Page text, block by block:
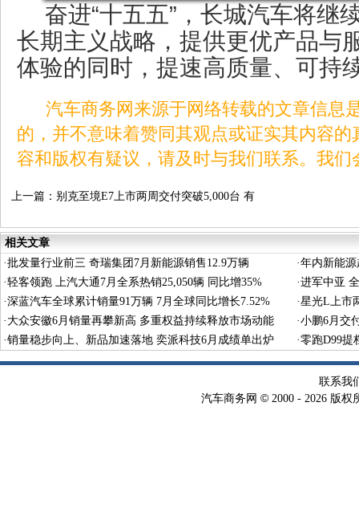
奋进“十五五”，长城汽车将继
长期主义战略，提供更优产品与
体验的同时，提速高质量、可持
汽车商务网来源于网络转载的文章信息
的，并不意味着赞同其观点或证实其内容
容和版权有疑议，请及时与我们联系。我
上一篇： 别克至境E7上市两周交付突破5,000台 有
相关文章
·批发量行业前三 奇瑞集团7月新能源销售12.9万辆 ·年内新能源
·轻客领跑 上汽大通7月全系热销25,050辆 同比增35% ·进军中亚
·深蓝汽车全球累计销量91万辆 7月全球同比增长7.52% ·星光L上市
· 大众安徽6月销量再攀新高 多重权益持续释放市场动能 ·小鹏6月交
秀
·销量稳步向上、新品加速落地 奕派科技6月成绩单出炉 ·零跑D99提
联系我
汽车商务网 © 2000 - 2026 版权